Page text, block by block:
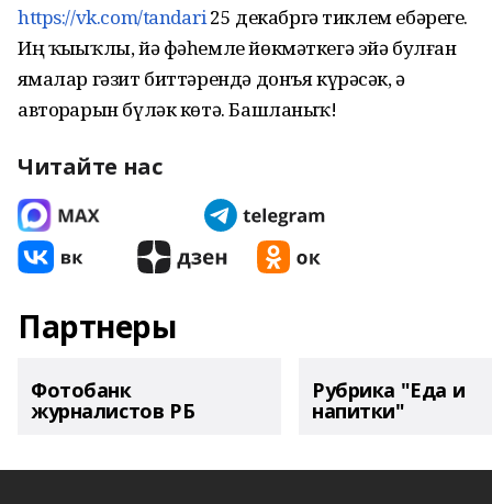
https://vk.com/tandari25 декабргә тиклем ебәрегеҙ.
Иң ҡыҙыҡлы, йә фәһемле йөкмәткегә эйә булған
яҙмалар гәзит биттәрендә донъя күрәсәк, ә
авторҙарын бүләк көтә. Башланыҡ!
Читайте нас
Партнеры
Фотобанк
журналистов РБ
Рубрика "Еда и
напитки"